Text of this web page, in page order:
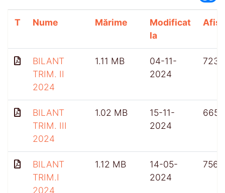
T Nume Mărime
Modificat
la
BILANT
TRIM. II
2024
1.11 MB
04-11-
2024
723
BILANT
TRIM. III
2024
1.02 MB
15-11-
2024
665
BILANT
TRIM.I
2024
1.12 MB
14-05-
2024
756